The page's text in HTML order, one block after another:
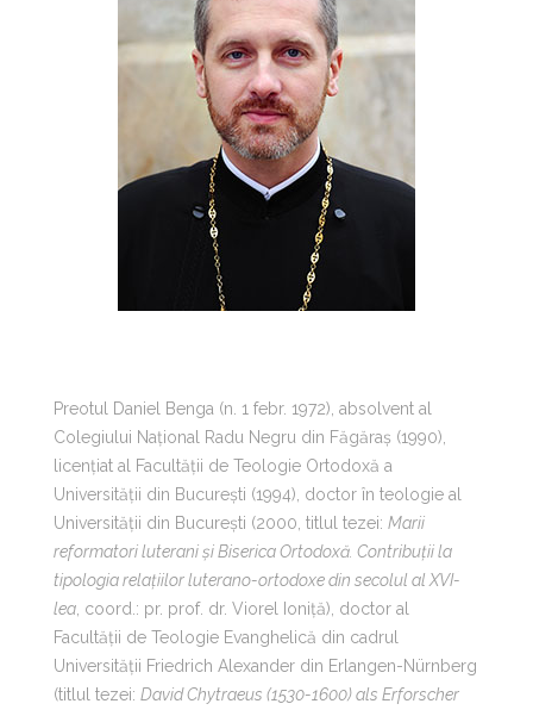
Preotul Daniel Benga (n. 1 febr. 1972), absolvent al
Colegiului Național Radu Negru din Făgăraș (1990),
licențiat al Facultății de Teologie Ortodoxă a
Universității din București (1994), doctor în teologie al
Universității din București (2000, titlul tezei: Marii
reformatori luterani și Biserica Ortodoxă. Contribuții la
tipologia relațiilor luterano-ortodoxe din secolul al XVI-
lea , coord.: pr. prof. dr. Viorel Ioniță), doctor al
Facultății de Teologie Evanghelică din cadrul
Universității Friedrich Alexander din Erlangen-Nürnberg
(titlul tezei: David Chytraeus (1530-1600) als Erforscher